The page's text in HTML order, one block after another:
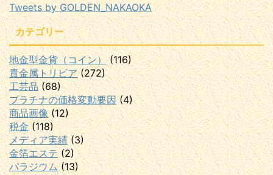
Tweets by GOLDEN_NAKAOKA
カテゴリー
地金型金貨（コイン）
(116)
貴金属トリビア (272)
工芸品 (68)
プラチナの価格変動要因(4)
商品画像 (12)
税金 (118)
メディア実績 (3)
金箔エステ (2)
パラジウム (13)